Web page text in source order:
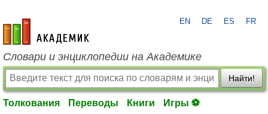
academic.ru
EN DE ES FR
Словари и энциклопедии на Академике
Найти!
Толкования Переводы Книги Игры ⚽